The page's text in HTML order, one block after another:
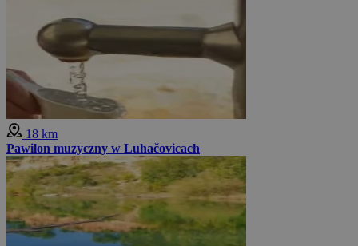
18 km
Pawilon muzyczny w Luhačovicach